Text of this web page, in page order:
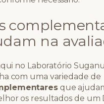
na
no Laboratório
com uma variedade de
que
os resultados de um